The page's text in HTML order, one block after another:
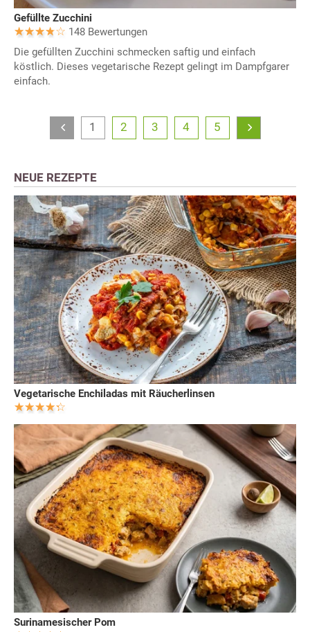
Gefüllte Zucchini
148 Bewertungen
Die gefüllten Zucchini schmecken saftig und einfach
köstlich. Dieses vegetarische Rezept gelingt im Dampfgarer
einfach.
1 2 3 4 5
NEUE REZEPTE
Vegetarische Enchiladas mit Räucherlinsen
Surinamesischer Pom